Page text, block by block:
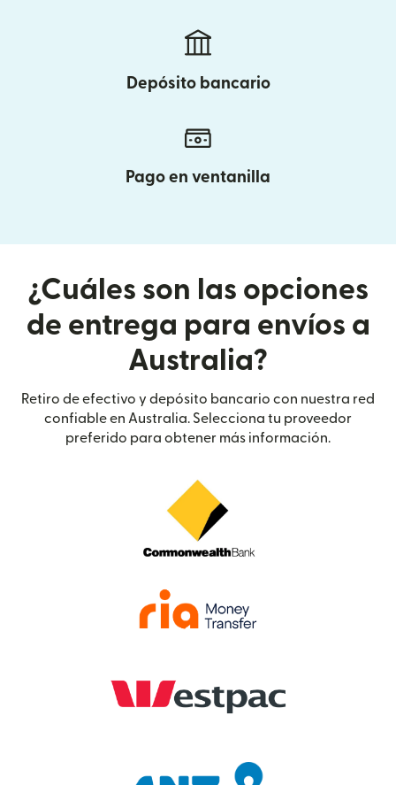
Depósito bancario
Pago en ventanilla
¿Cuáles son las opciones
de entrega para envíos a
Australia?
Retiro de efectivo y depósito bancario con nuestra red
confiable en Australia. Selecciona tu proveedor
preferido para obtener más información.